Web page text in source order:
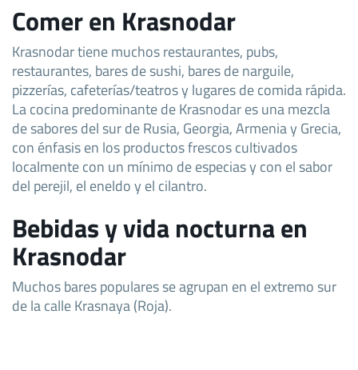
Comer en Krasnodar
Krasnodar tiene muchos restaurantes, pubs,
restaurantes, bares de sushi, bares de narguile,
pizzerías, cafeterías/teatros y lugares de comida rápida.
La cocina predominante de Krasnodar es una mezcla
de sabores del sur de Rusia, Georgia, Armenia y Grecia,
con énfasis en los productos frescos cultivados
localmente con un mínimo de especias y con el sabor
del perejil, el eneldo y el cilantro.
Bebidas y vida nocturna en
Krasnodar
Muchos bares populares se agrupan en el extremo sur
de la calle Krasnaya (Roja).